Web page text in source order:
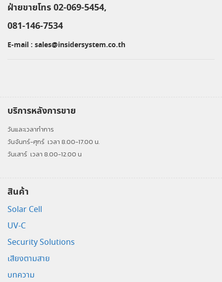
ฝ่ายขายโทร 02-069-5454,
081-146-7534
E-mail : sales@insidersystem.co.th
บริการหลังการขาย
วันและเวลาทำการ
วันจันทร์-ศุกร์ เวลา 8.00-17.00 น.
วันเสาร์ เวลา 8.00-12.00 น
สินค้า
Solar Cell
UV-C
Security Solutions
เสียงตามสาย
บทความ